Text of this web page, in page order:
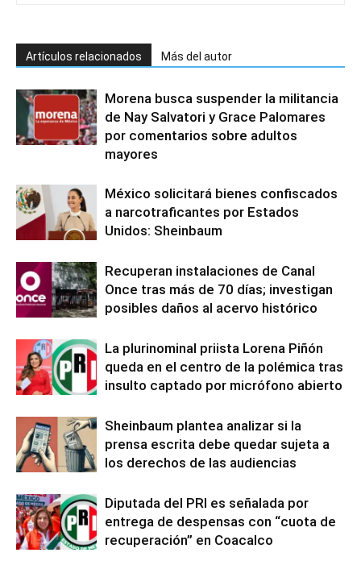
Artículos relacionados Más del autor
Morena busca suspender la militancia
de Nay Salvatori y Grace Palomares
por comentarios sobre adultos
mayores
México solicitará bienes confiscados
a narcotraficantes por Estados
Unidos: Sheinbaum
Recuperan instalaciones de Canal
Once tras más de 70 días; investigan
posibles daños al acervo histórico
La plurinominal priista Lorena Piñón
queda en el centro de la polémica tras
insulto captado por micrófono abierto
Sheinbaum plantea analizar si la
prensa escrita debe quedar sujeta a
los derechos de las audiencias
Diputada del PRI es señalada por
entrega de despensas con “cuota de
recuperación” en Coacalco